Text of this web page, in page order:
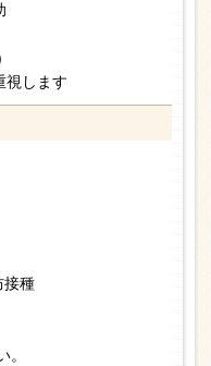
視します
接種